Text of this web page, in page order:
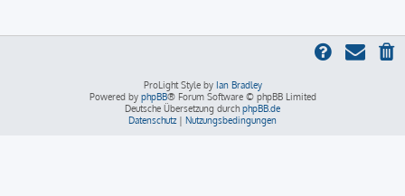
ProLight Style by Ian Bradley
Powered by phpBB® Forum Software © phpBB Limited
Deutsche Übersetzung durch phpBB.de
Datenschutz
Nutzungsbedingungen